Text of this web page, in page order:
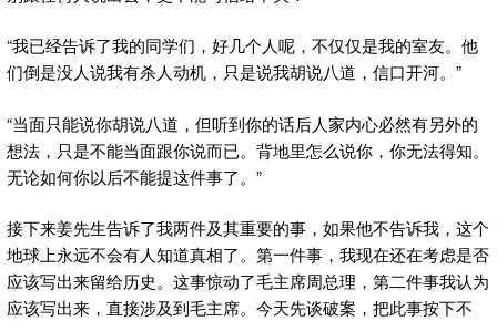
“我已经告诉了我的同学们，好几个人呢，不仅仅是我的室友。他
们倒是没人说我有杀人动机，只是说我胡说八道，信口开河。”
“当面只能说你胡说八道，但听到你的话后人家内心必然有另外的
想法，只是不能当面跟你说而已。背地里怎么说你，你无法得知。
无论如何你以后不能提这件事了。”
接下来姜先生告诉了我两件及其重要的事，如果他不告诉我，这个
地球上永远不会有人知道真相了。第一件事，我现在还在考虑是否
应该写出来留给历史。这事惊动了毛主席周总理，第二件事我认为
应该写出来，直接涉及到毛主席。今天先谈破案，把此事按下不